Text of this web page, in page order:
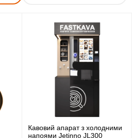
Кавовий апарат з холодними
напоями Jetinno JL300